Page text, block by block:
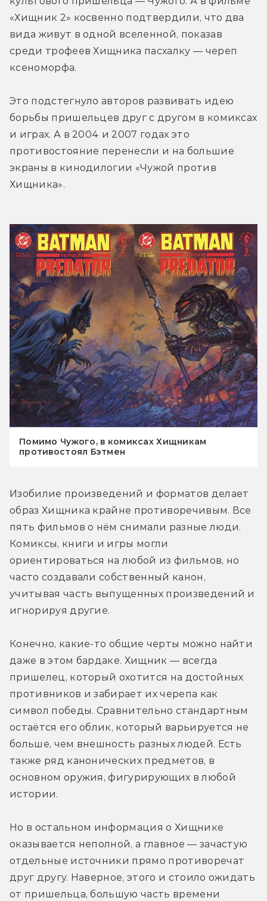
«Хищник 2» косвенно подтвердили, что два
вида живут в одной вселенной, показав
среди трофеев Хищника пасхалку — череп
ксеноморфа.
Это подстегнуло авторов развивать идею
борьбы пришельцев друг с другом в комиксах
и играх. А в 2004 и 2007 годах это
противостояние перенесли и на большие
экраны в кинодилогии «Чужой против
Хищника».
Помимо Чужого, в комиксах Хищникам
противостоял Бэтмен
Изобилие произведений и форматов делает
образ Хищника крайне противоречивым. Все
пять фильмов о нём снимали разные люди.
Комиксы, книги и игры могли
ориентироваться на любой из фильмов, но
часто создавали собственный канон,
учитывая часть выпущенных произведений и
игнорируя другие.
Конечно, какие-то общие черты можно найти
даже в этом бардаке. Хищник — всегда
пришелец, который охотится на достойных
противников и забирает их черепа как
символ победы. Сравнительно стандартным
остаётся его облик, который варьируется не
больше, чем внешность разных людей. Есть
также ряд канонических предметов, в
основном оружия, фигурирующих в любой
истории.
Но в остальном информация о Хищнике
оказывается неполной, а главное — зачастую
отдельные источники прямо противоречат
друг другу. Наверное, этого и стоило ожидать
от пришельца, большую часть времени